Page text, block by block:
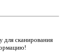
для сканирования